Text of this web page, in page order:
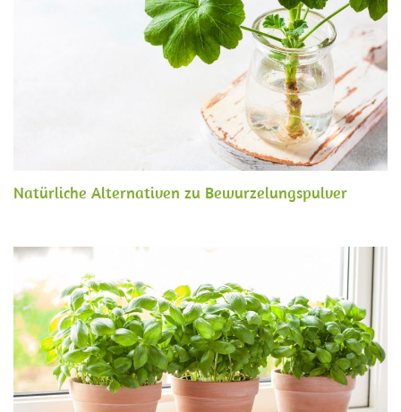
Natürliche Alternativen zu Bewurzelungspulver